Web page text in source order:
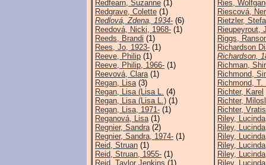
Redfearn, Suzanne (1)
Redgrave, Colette (1)
Redlová, Zdena, 1934- (6)
Reedová, Nicki, 1968- (1)
Reeds, Brandi (1)
Rees, Jo, 1923- (1)
Reeve, Philip (1)
Reeve, Philip, 1966- (1)
Reevová, Clara(1)
Regan, Lisa(3)
Regan, Lisa (Lisa L. (4)
Regan, Lisa (Lisa L.) (1)
Regan, Lisa, 1971- (1)
Reganová, Lisa(1)
Regnier, Sandra(2)
Regnier, Sandra, 1974- (1)
Reid, Struan (1)
Reid, Struan, 1955- (1)
Reid, Taylor Jenkins (1)
Ries,
Riescová,
Rietzler,
Rieupeyrout,
Riggs,
Richardson
Richardson,
Richman,
Richmond,
Richmond, T.
Richter, Karel
Richter,
Richter,
Riley, Lucinda
Riley,
Riley,
Riley,
Riley,
Riley,